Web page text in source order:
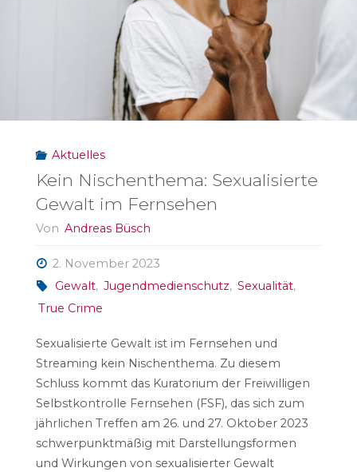
Aktuelles
Kein Nischenthema: Sexualisierte
Gewalt im Fernsehen
Von Andreas Büsch
2. November 2023
Gewalt, Jugendmedienschutz, Sexualität,
True Crime
Sexualisierte Gewalt ist im Fernsehen und
Streaming kein Nischenthema. Zu diesem
Schluss kommt das Kuratorium der Freiwilligen
Selbstkontrolle Fernsehen (FSF), das sich zum
jährlichen Treffen am 26. und 27. Oktober 2023
schwerpunktmäßig mit Darstellungsformen
und Wirkungen von sexualisierter Gewalt